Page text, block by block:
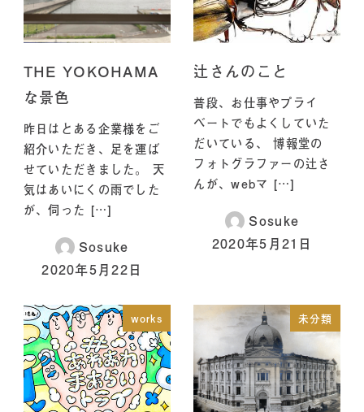
THE YOKOHAMA
な景色
昨日はとある企業様をご
紹介いただき、足を運ば
せていただきました。 天
気はあいにくの雨でした
が、伺った […]
Sosuke
2020年5月22日
辻さんのこと
普段、お仕事やプライ
ベートでもよくしていた
だいている、 博報堂の
フォトグラファーの辻さ
んが、webマ […]
Sosuke
2020年5月21日
works 未分類